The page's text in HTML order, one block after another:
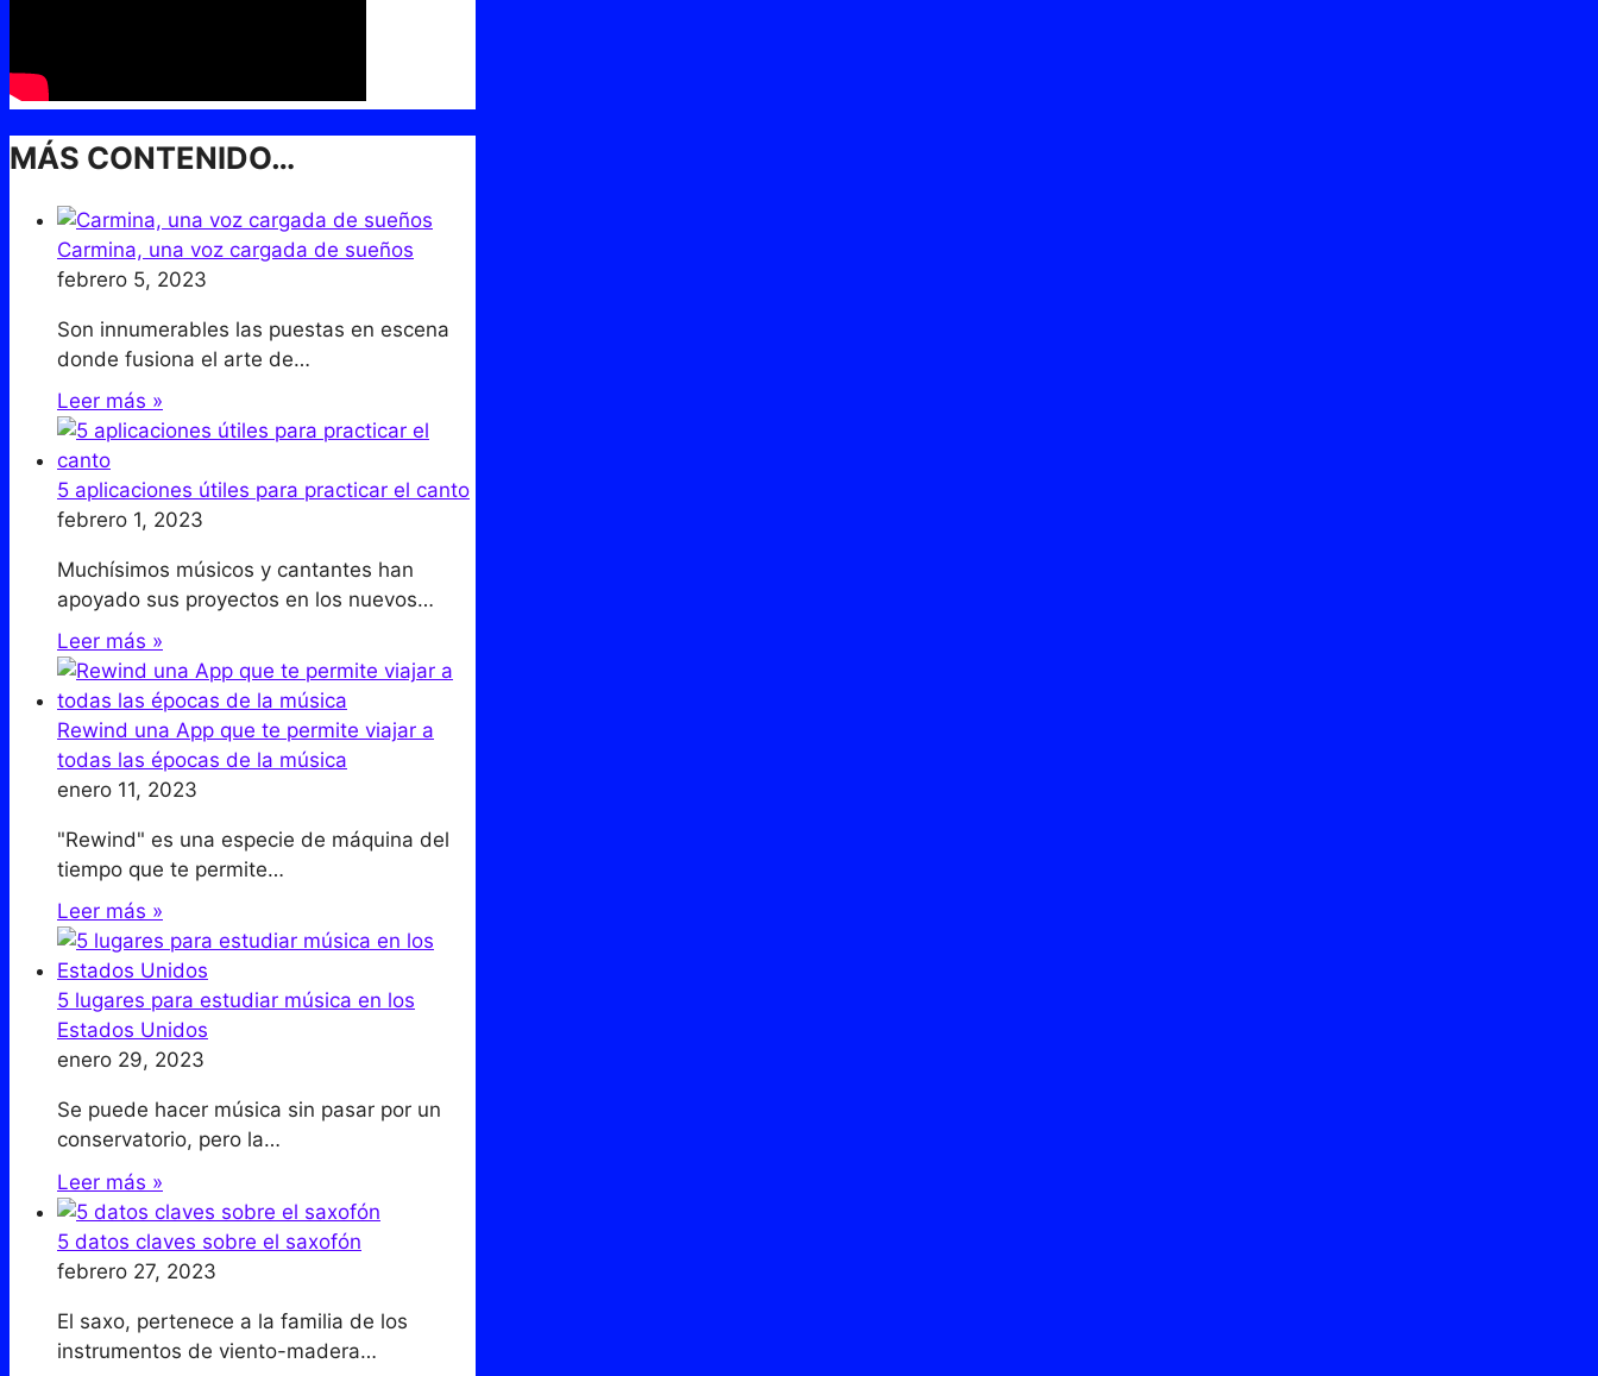
MÁS CONTENIDO…
Carmina, una voz cargada de sueños
febrero 5, 2023
Son innumerables las puestas en escena
donde fusiona el arte de…
Leer más »
5 aplicaciones útiles para practicar el canto
febrero 1, 2023
Muchísimos músicos y cantantes han
apoyado sus proyectos en los nuevos…
Leer más »
Rewind una App que te permite viajar a
todas las épocas de la música
enero 11, 2023
"Rewind" es una especie de máquina del
tiempo que te permite…
Leer más »
5 lugares para estudiar música en los
Estados Unidos
enero 29, 2023
Se puede hacer música sin pasar por un
conservatorio, pero la…
Leer más »
5 datos claves sobre el saxofón
febrero 27, 2023
El saxo, pertenece a la familia de los
instrumentos de viento-madera…